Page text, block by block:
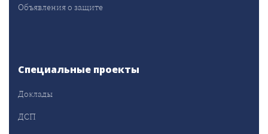
Объявления о защите
Специальные проекты
Доклады
ДСП